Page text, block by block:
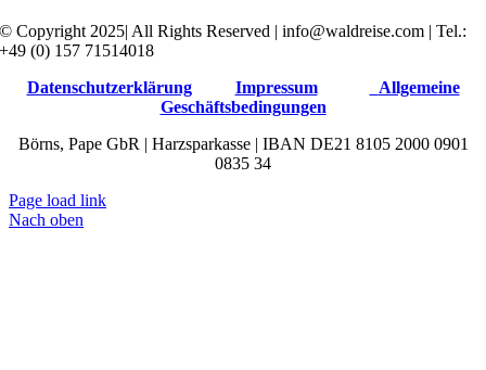
© Copyright 2025| All Rights Reserved | info@waldreise.com | Tel.:
+49 (0) 157 71514018
Datenschutzerklärung
Impressum
Allgemeine
Geschäftsbedingungen
Börns, Pape GbR | Harzsparkasse | IBAN DE21 8105 2000 0901
0835 34
Page load link
Nach oben